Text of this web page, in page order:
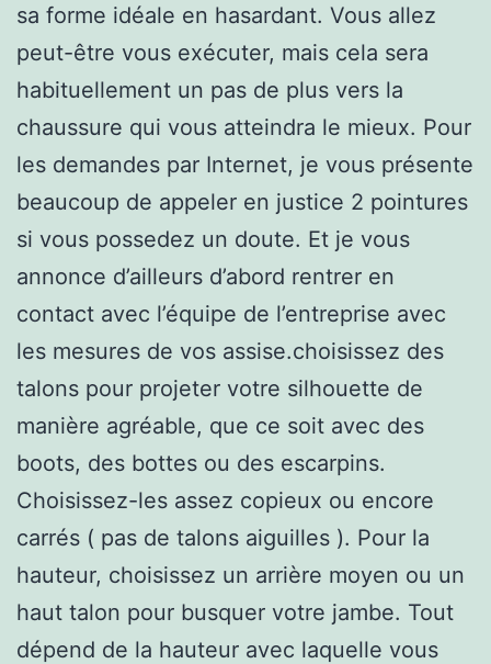
sa forme idéale en hasardant. Vous allez
peut-être vous exécuter, mais cela sera
habituellement un pas de plus vers la
chaussure qui vous atteindra le mieux. Pour
les demandes par Internet, je vous présente
beaucoup de appeler en justice 2 pointures
si vous possedez un doute. Et je vous
annonce d’ailleurs d’abord rentrer en
contact avec l’équipe de l’entreprise avec
les mesures de vos assise.choisissez des
talons pour projeter votre silhouette de
manière agréable, que ce soit avec des
boots, des bottes ou des escarpins.
Choisissez-les assez copieux ou encore
carrés ( pas de talons aiguilles ). Pour la
hauteur, choisissez un arrière moyen ou un
haut talon pour busquer votre jambe. Tout
dépend de la hauteur avec laquelle vous